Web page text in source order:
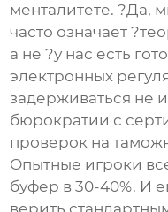
менталитете. ?Да,
часто означает
а не ?у нас есть
электронных
задерживаться не
бюрократии с
проверок на
Опытные игроки
буфер в 30-40%. И